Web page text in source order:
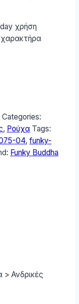
χρήση
χαρακτήρα
Categories:
, Ρούχα Tags:
04, funky-
Funky Buddha
> Ανδρικές